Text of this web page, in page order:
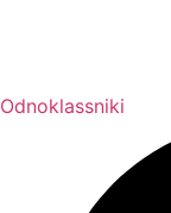
Odnoklassniki